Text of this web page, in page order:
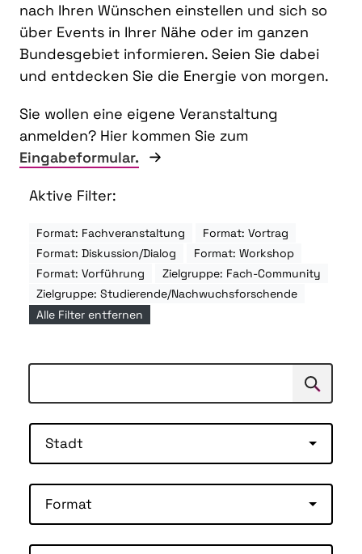
nach Ihren Wünschen einstellen und sich so
über Events in Ihrer Nähe oder im ganzen
Bundesgebiet informieren. Seien Sie dabei
und entdecken Sie die Energie von morgen.
Sie wollen eine eigene Veranstaltung
anmelden? Hier kommen Sie zum
Eingabeformular.
Aktive Filter:
Format: Fachveranstaltung
Format: Vortrag
Format: Diskussion/Dialog
Format: Workshop
Format: Vorführung
Zielgruppe: Fach-Community
Zielgruppe: Studierende/Nachwuchsforschende
Alle Filter entfernen
Suchen
Stadt
Format